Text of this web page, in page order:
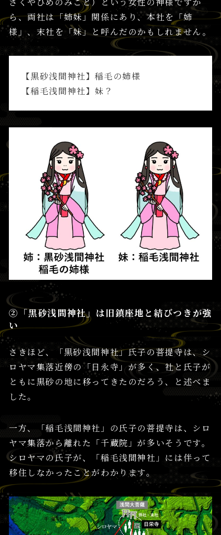
ら、両社は「姉妹」関係にあり、本社を「姉
様」、末社を「妹」と呼んだのかもしれません。
【黒砂浅間神社】稲毛の姉様
【稲毛浅間神社】妹？
②「黒砂浅間神社」は旧鎮座地と結びつきが強
い
さきほど、「黒砂浅間神社」氏子の菩提寺は、シ
ロヤマ集落近傍の「日永寺」が多く、社と氏子が
ともに黒砂の地に移ってきたのだろう、と述べま
した。
一方、「稲毛浅間神社」の氏子の菩提寺は、シロ
ヤマ集落から離れた「千蔵院」が多いそうです。
シロヤマの氏子が、「稲毛浅間神社」には伴って
移住しなかったことがわかります。